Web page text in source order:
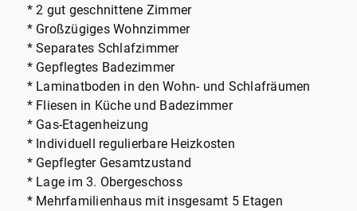
* 2 gut geschnittene Zimmer
* Großzügiges Wohnzimmer
* Separates Schlafzimmer
* Gepflegtes Badezimmer
* Laminatboden in den Wohn- und Schlafräumen
* Fliesen in Küche und Badezimmer
* Gas-Etagenheizung
* Individuell regulierbare Heizkosten
* Gepflegter Gesamtzustand
* Lage im 3. Obergeschoss
* Mehrfamilienhaus mit insgesamt 5 Etagen